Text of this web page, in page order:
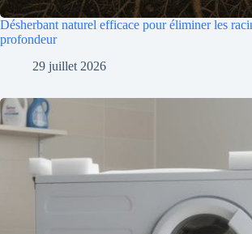
Désherbant naturel efficace pour éliminer les
profondeur
29 juillet 2026